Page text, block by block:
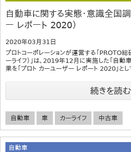
自動車に関する実態・意識全国
ー レポート 2020）
2020年03月31日
プロトコーポレーションが運営する「PROTO総
ーライフ）」は、2019年12月に実施した「自動
果を「プロト カーユーザー レポート 2020」とし
続きを読む
自動車 車 カーライフ 中古車
自動車